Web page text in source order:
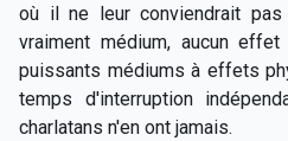
où il ne leur conviendrait
vraiment médium, aucun
puissants médiums à effets
temps d'interruption
charlatans n'en ont jamais.